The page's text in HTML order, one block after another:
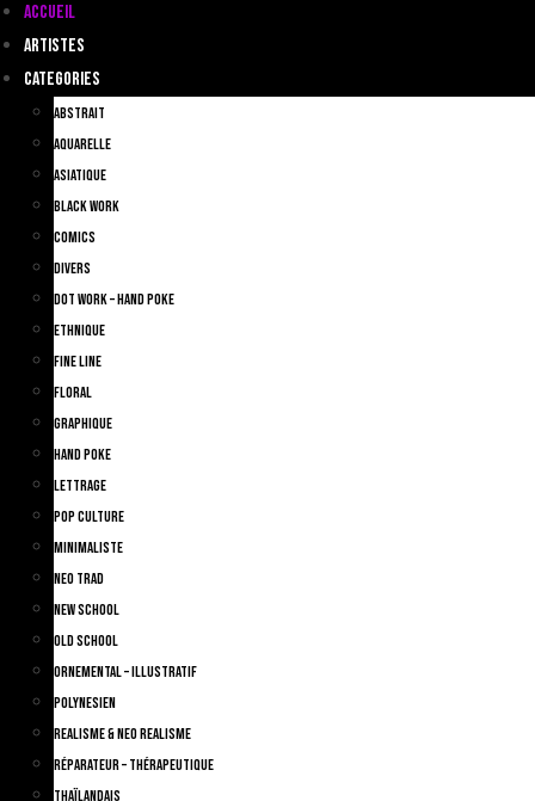
Accueil
Artistes
Categories
Abstrait
Aquarelle
Asiatique
Black Work
Comics
Divers
Dot Work – Hand Poke
Ethnique
Fine Line
Floral
Graphique
Hand Poke
Lettrage
Pop Culture
Minimaliste
Neo Trad
New School
Old School
Ornemental – Illustratif
Polynesien
Realisme & Neo Realisme
Réparateur – Thérapeutique
Thaïlandais